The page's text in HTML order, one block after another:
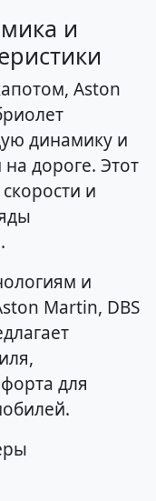
и
Aston
динамику и
дороге. Этот
и
и
Martin, DBS
для